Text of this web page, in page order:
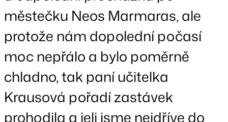
městečku Neos Marmaras, ale
protože nám dopolední počasí
moc nepřálo a bylo poměrně
chladno, tak paní učitelka
Krausová pořadí zastávek
prohodila a jeli jsme nejdříve do